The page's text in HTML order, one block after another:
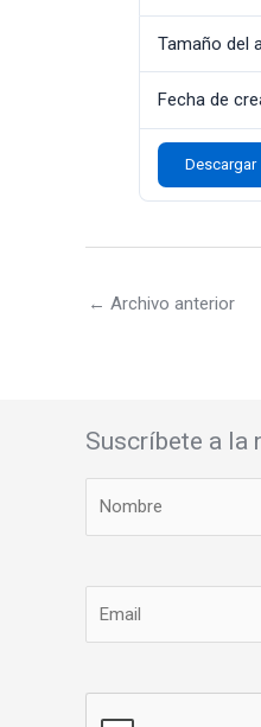
Tamaño del
Fecha de
Descargar
← Archivo anterior
Suscríbete a la